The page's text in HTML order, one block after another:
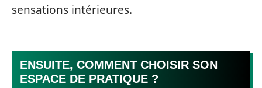
sensations intérieures.
ENSUITE, COMMENT CHOISIR SON
ESPACE DE PRATIQUE ?